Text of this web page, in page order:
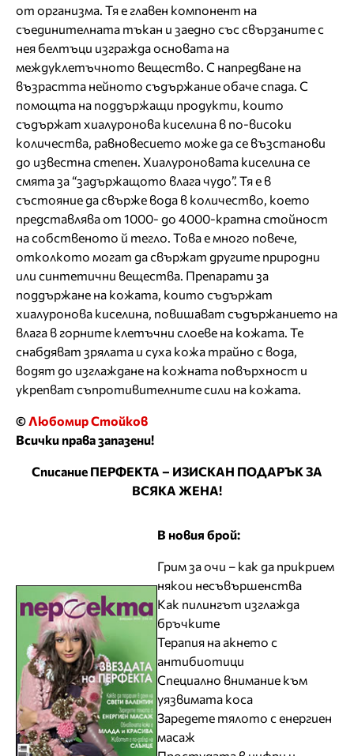
от организма. Тя е главен компонент на
съединителната тъкан и заедно със свързаните с
нея белтъци изгражда основата на
междуклетъчното вещество. С напредване на
възрастта нейното съдържание обаче спада. С
помощта на поддържащи продукти, които
съдържат хиалуронова киселина в по-високи
количества, равновесието може да се възстанови
до известна степен. Хиалуроновата киселина се
смята за “задържащото влага чудо”. Тя е в
състояние да свърже вода в количество, което
представлява от 1000- до 4000-кратна стойност
на собственото й тегло. Това е много повече,
отколкото могат да свържат другите природни
или синтетични вещества. Препарати за
поддържане на кожата, които съдържат
хиалуронова киселина, повишават съдържанието на
влага в горните клетъчни слоеве на кожата. Те
снабдяват зрялата и суха кожа трайно с вода,
водят до изглаждане на кожната повърхност и
укрепват съпротивителните сили на кожата.
©Любомир Стойков
Всички права запазени!
Списание ПЕРФЕКТА – ИЗИСКАН ПОДАРЪК ЗА
ВСЯКА ЖЕНА!
В новия брой:
Грим за очи – как да прикрием
някои несъвършенства
Как пилингът изглажда
бръчките
Терапия на акнето с
антибиотици
Специално внимание към
уязвимата коса
Заредете тялото с енергиен
масаж